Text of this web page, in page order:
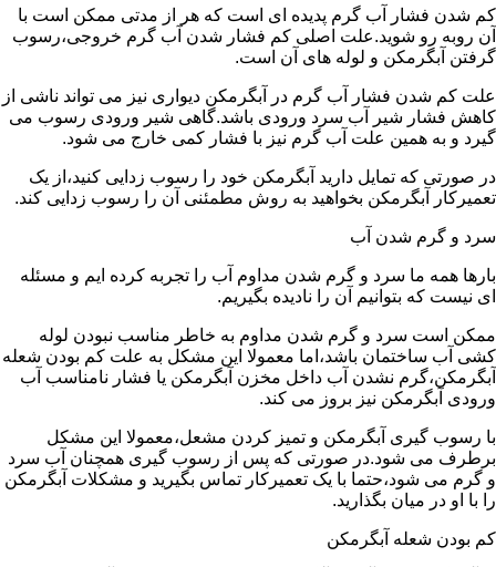
کم شدن فشار آب گرم پدیده ای است که هر از مدتی ممکن است با
آن روبه رو شوید.علت اصلی کم فشار شدن آب گرم خروجی،رسوب
گرفتن آبگرمکن و لوله های آن است.
علت کم شدن فشار آب گرم در آبگرمکن دیواری نیز می تواند ناشی از
کاهش فشار شیر آب سرد ورودی باشد.گاهی شیر ورودی رسوب می
گیرد و به همین علت آب گرم نیز با فشار کمی خارج می شود.
در صورتی که تمایل دارید آبگرمکن خود را رسوب زدایی کنید،از یک
تعمیرکار آبگرمکن بخواهید به روش مطمئنی آن را رسوب زدایی کند.
سرد و گرم شدن آب
بارها همه ما سرد و گرم شدن مداوم آب را تجربه کرده ایم و مسئله
ای نیست که بتوانیم آن را نادیده بگیریم.
ممکن است سرد و گرم شدن مداوم به خاطر مناسب نبودن لوله
کشی آب ساختمان باشد،اما معمولا این مشکل به علت کم بودن شعله
آبگرمکن،گرم نشدن آب داخل مخزن آبگرمکن یا فشار نامناسب آب
ورودی آبگرمکن نیز بروز می کند.
با رسوب گیری آبگرمکن و تمیز کردن مشعل،معمولا این مشکل
برطرف می شود.در صورتی که پس از رسوب گیری همچنان آب سرد
و گرم می شود،حتما با یک تعمیرکار تماس بگیرید و مشکلات آبگرمکن
را با او در میان بگذارید.
کم بودن شعله آبگرمکن